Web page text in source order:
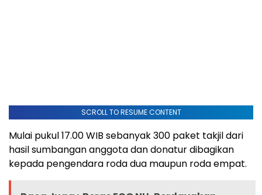
SCROLL TO RESUME CONTENT
Mulai pukul 17.00 WIB sebanyak 300 paket takjil dari
hasil sumbangan anggota dan donatur dibagikan
kepada pengendara roda dua maupun roda empat.